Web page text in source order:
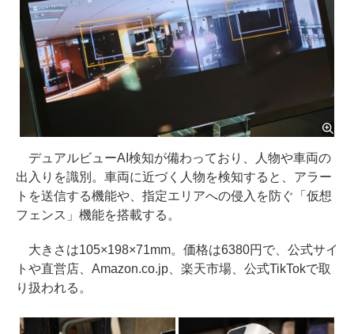
デュアルビューAI検知が備わっており、人物や車両の
出入りを識別。車両に近づく人物を検知すると、アラー
トを送信する機能や、指定エリアへの侵入を防ぐ「仮想
フェンス」機能を搭載する。
大きさは105×198×71mm。価格は6380円で、公式サイ
トや直営店、Amazon.co.jp、楽天市場、公式TikTokで取
り扱われる。